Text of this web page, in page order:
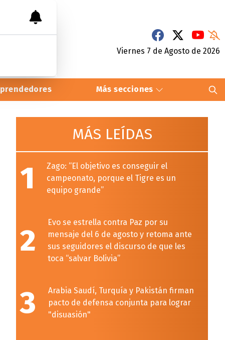
Viernes 7 de Agosto de 2026
Más secciones
MÁS LEÍDAS
1
Zago: “El objetivo es conseguir el
campeonato, porque el Tigre es un
equipo grande”
2
Evo se estrella contra Paz por su
mensaje del 6 de agosto y retoma ante
sus seguidores el discurso de que les
toca “salvar Bolivia”
3
Arabia Saudí, Turquía y Pakistán firman
pacto de defensa conjunta para lograr
"disuasión"